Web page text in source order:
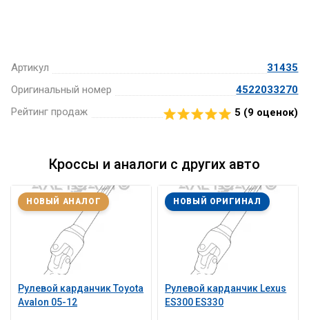
Артикул
31435
Оригинальный номер
4522033270
Рейтинг продаж
5 (9 оценок)
Кроссы и аналоги с других авто
Рулевой карданчик Toyota
Avalon 05-12
НОВЫЙ АНАЛОГ
Рулевой карданчик Lexus
ES300 ES330
НОВЫЙ ОРИГИНАЛ